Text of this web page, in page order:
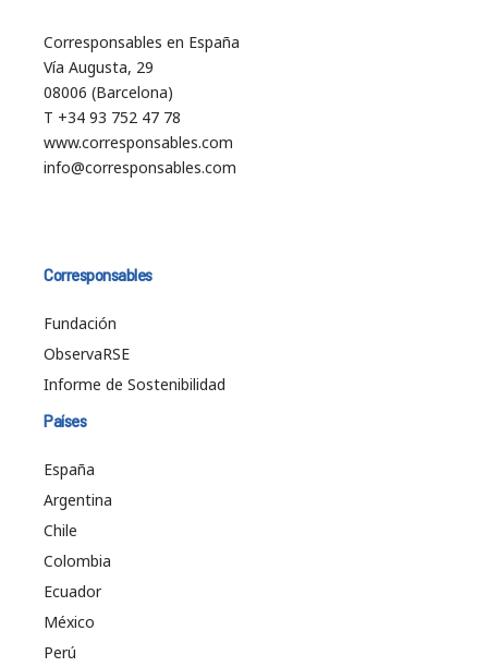
Corresponsables en España
Vía Augusta, 29
08006 (Barcelona)
T +34 93 752 47 78
www.corresponsables.com
info@corresponsables.com
Corresponsables
Fundación
ObservaRSE
Informe de Sostenibilidad
Países
España
Argentina
Chile
Colombia
Ecuador
México
Perú